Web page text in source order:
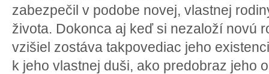
zabezpečil v podobe novej, vlastnej
života. Dokonca aj keď si nezaloží novú
vzišiel zostáva takpovediac jeho
k jeho vlastnej duši, ako predobraz jeho